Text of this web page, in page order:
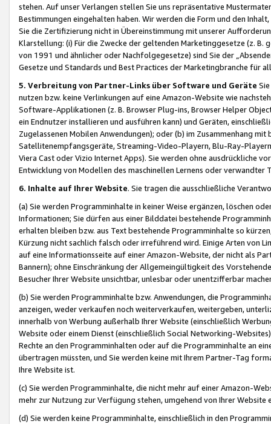
stehen. Auf unser Verlangen stellen Sie uns repräsentative
Bestimmungen eingehalten haben. Wir werden die Form und den
Sie die Zertifizierung nicht in Übereinstimmung mit unserer
Klarstellung: (i) Für die Zwecke der geltenden Marketinggesetze (z. B.
von 1991 und ähnlicher oder Nachfolgegesetze) sind Sie der
Gesetze und Standards und Best Practices der Marketingbranche für
5. Verbreitung von Partner-Links über Software und Geräte
nutzen bzw. keine Verlinkungen auf eine Amazon-Website wie
Software-Applikationen (z. B. Browser Plug-ins, Browser Helper
ein Endnutzer installieren und ausführen kann) und Geräten,
Zugelassenen Mobilen Anwendungen); oder (b) im Zusammenhang
Satellitenempfangsgeräte, Streaming-Video-Playern, Blu-Ray-
Viera Cast oder Vizio Internet Apps). Sie werden ohne ausdrückliche
Entwicklung von Modellen des maschinellen Lernens oder
6. Inhalte auf Ihrer Website. Sie tragen die ausschließliche
(a) Sie werden Programminhalte in keiner Weise ergänzen, löschen
Informationen; Sie dürfen aus einer Bilddatei bestehende
erhalten bleiben bzw. aus Text bestehende Programminhalte so
Kürzung nicht sachlich falsch oder irreführend wird. Einige Arten von
auf eine Informationsseite auf einer Amazon-Website, der nicht als
Bannern); ohne Einschränkung der Allgemeingültigkeit des
Besucher Ihrer Website unsichtbar, unlesbar oder unentzifferbar
(b) Sie werden Programminhalte bzw. Anwendungen, die
anzeigen, weder verkaufen noch weiterverkaufen, weitergeben,
innerhalb von Werbung außerhalb Ihrer Website (einschließlich
Website oder einem Dienst (einschließlich Social Networking-
Rechte an den Programminhalten oder auf die Programminhalte an
übertragen müssten, und Sie werden keine mit Ihrem Partner-Tag
Ihre Website ist.
(c) Sie werden Programminhalte, die nicht mehr auf einer Amazon-
mehr zur Nutzung zur Verfügung stehen, umgehend von Ihrer
(d) Sie werden keine Programminhalte, einschließlich in den